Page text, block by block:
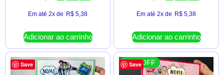
Em até 2x de R$ 5,38
Adicionar ao carrinho
Em até 2x de R$ 5,38
Adicionar ao carrinho
Save Save
41 % OFF